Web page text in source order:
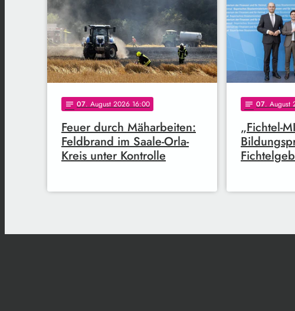
notes 07. August 2026 16:00
Feuer durch Mäharbeiten:
Feldbrand im Saale-Orla-
Kreis unter Kontrolle
notes 07. August
„Fichtel-